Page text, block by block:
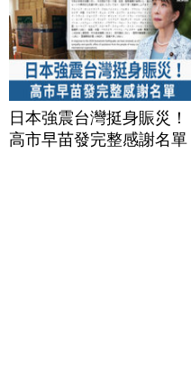
日本強震台灣挺身賑災！
高市早苗發完整感謝名單